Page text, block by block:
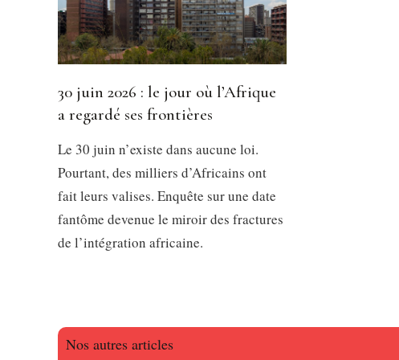
30 juin 2026 : le jour où l’Afrique
a regardé ses frontières
Le 30 juin n’existe dans aucune loi.
Pourtant, des milliers d’Africains ont
fait leurs valises. Enquête sur une date
fantôme devenue le miroir des fractures
de l’intégration africaine.
Nos autres articles